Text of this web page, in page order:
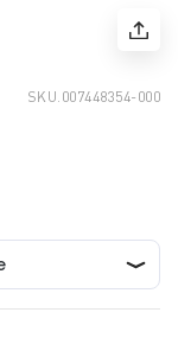
SKU. 007448354-000